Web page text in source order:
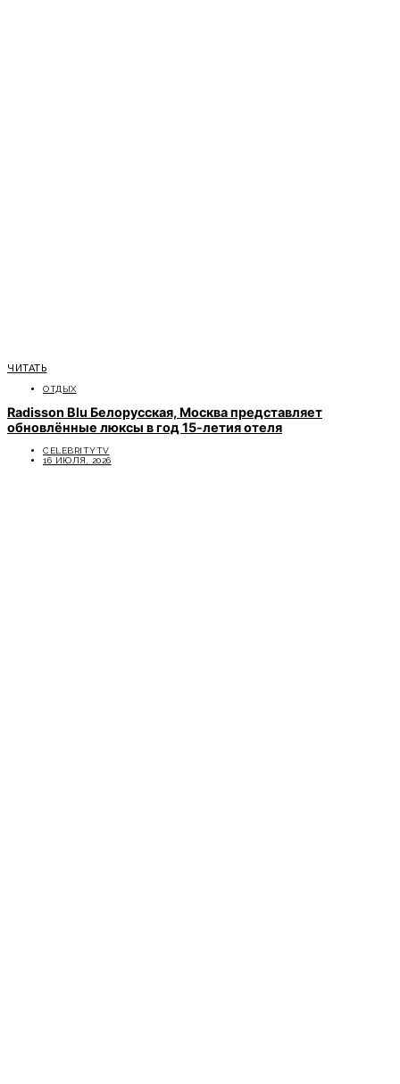
ЧИТАТЬ
ОТДЫХ
Radisson Blu Белорусская, Москва представляет
обновлённые люксы в год 15-летия отеля
CELEBRITYTV
16 ИЮЛЯ, 2026